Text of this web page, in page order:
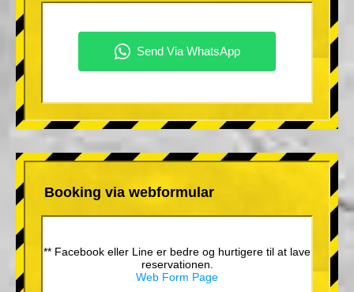
Booking via webformular
** Facebook eller Line er bedre og hurtigere til at lave
reservationen.
Web Form Page